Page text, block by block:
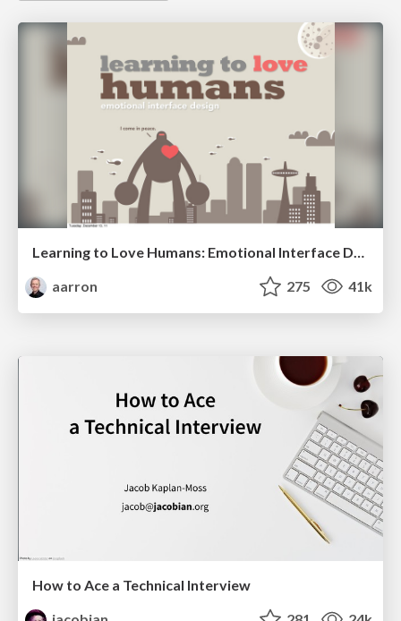
Learning to Love Humans: Emotional Interface Design
aarron
275 41k
How to Ace a Technical Interview